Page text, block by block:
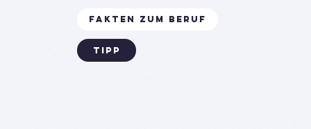
fakten zum beruf
tipp